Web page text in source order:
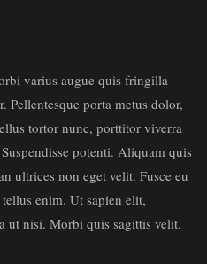
varius augue quis fringilla
Pellentesque porta metus dolor,
tortor nunc, porttitor viverra
potenti. Aliquam quis
ultrices non eget velit. Fusce eu
enim. Ut sapien elit,
ut nisi. Morbi quis sagittis velit.